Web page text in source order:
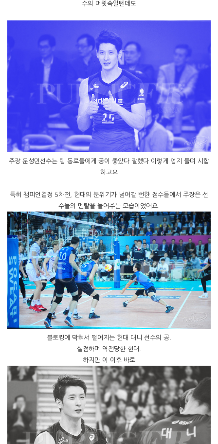
수의 머릿속일텐데도
주장 문성민선수는 팀 동료들에게 공이 좋았다 잘했다 이렇게 엄지 들며 시합
하고요
특히 챔피언결정 5차전, 현대의 분위기가 넘어갈 뻔한 점수들에서 주장은 선
수들의 멘탈을 들어주는 모습이었어요.
블로킹에 막혀서 떨어지는 현대 대니 선수의 공.
실점하며 역전당한 현대.
하지만 이 이후 바로